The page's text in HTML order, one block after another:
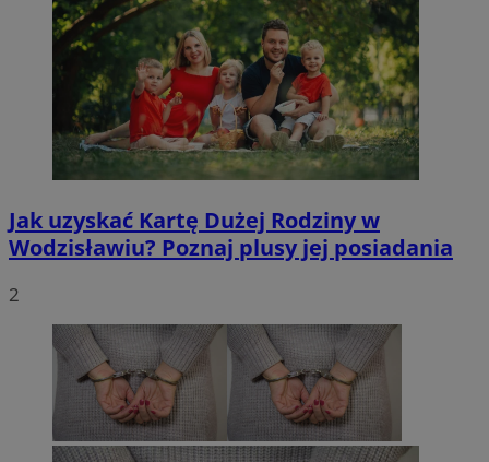
Jak uzyskać Kartę Dużej Rodziny w
Wodzisławiu? Poznaj plusy jej posiadania
2